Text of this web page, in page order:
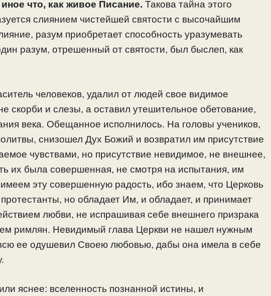
что, как живое Писание. Такова тайна этого
слиянием чистейшей святости с высочайшим
разум приобретает способность уразумевать
разум, отрешенный от святости, был быслеп, как
человеков, удалил от людей свое видимое
скорби и слезы, а оставил утешительное обетование,
века. Обещанное исполнилось. На головы учеников,
снизошел Дух Божий и возвратил им присутствие
чувствами, но присутствие невидимое, не внешнее,
их была совершенная, не смотря на испытания, им
эту совершенную радость, ибо знаем, что Церковь
но обладает Им, и обладает, и принимает
любви, не испрашивая себе внешнего призрака
римлян. Невидимый глава Церкви не нашел нужным
ее одушевил Своею любовью, дабы она имела в себе
яснее: вселенность познанной истины, и